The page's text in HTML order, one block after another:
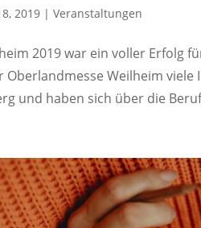
2019 |Veranstaltungen
2019 war ein voller Erfolg
Oberlandmesse Weilheim
und haben sich über die